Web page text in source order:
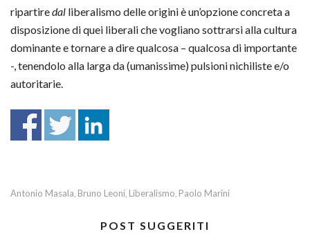
ripartiredal liberalismo delle origini è un’opzione concreta a
disposizione di quei liberali che vogliano sottrarsi alla cultura
dominante e tornare a dire qualcosa – qualcosa di importante
-, tenendolo alla larga da (umanissime) pulsioni nichiliste e/o
autoritarie.
Antonio Masala Bruno Leoni Liberalismo Paolo Marini
POST SUGGERITI